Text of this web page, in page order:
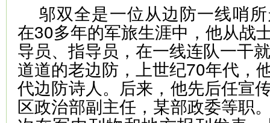
邬双全是一位从边防一线哨
在30多年的军旅生涯中，他从战
导员、指导员，在一线连队一干
道道的老边防，上世纪70年代，
代边防诗人。后来，他先后任宣
区政治部副主任，某部政委等职